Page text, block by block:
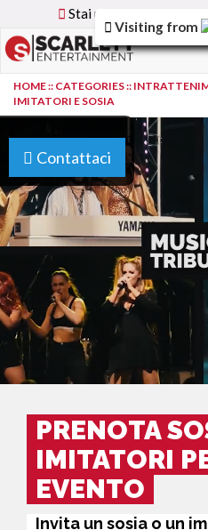
Stai utilizzando la
Contattaci
HOME:: CATEGORIES::
IMITATORI E SOSIA
PRENOTA
IMITATORI
EVENTO
Invita un sosia o un
Visiting from